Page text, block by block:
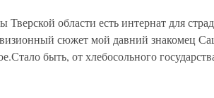
области есть интернат для
сюжет мой давний знакомец
быть, от хлебосольного